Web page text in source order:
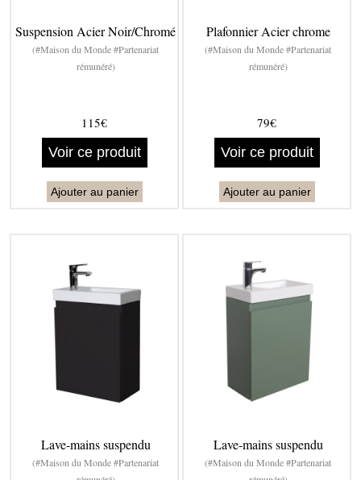
Suspension Acier Noir/Chromé
(#Maison du Monde #Partenariat
rémunéré)
115€
Voir ce produit
Ajouter au panier
Plafonnier Acier chrome
(#Maison du Monde #Partenariat
rémunéré)
79€
Voir ce produit
Ajouter au panier
Lave-mains suspendu
(#Maison du Monde #Partenariat
Lave-mains suspendu
(#Maison du Monde #Partenariat